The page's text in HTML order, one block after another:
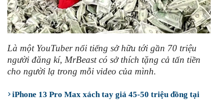
Là một YouTuber nổi tiếng sở hữu tới gần 70 triệu
người đăng kí, MrBeast có sở thích tặng cả tấn tiền
cho người lạ trong mỗi video của mình.
iPhone 13 Pro Max xách tay giá 45-50 triệu đồng tại